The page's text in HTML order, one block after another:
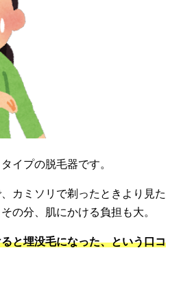
イプの脱毛器です。
カミソリで剃ったときより見た
の分、肌にかける負担も大。
と埋没毛になった、という口コ